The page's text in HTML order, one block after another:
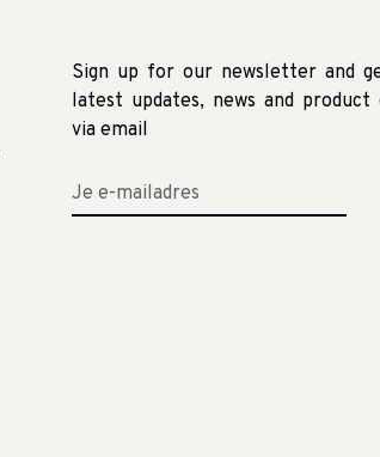
Sign up for our newsletter and
latest updates, news and product
via email